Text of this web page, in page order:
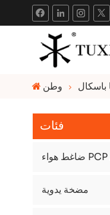
وطن
فئات
مضخة يدوية